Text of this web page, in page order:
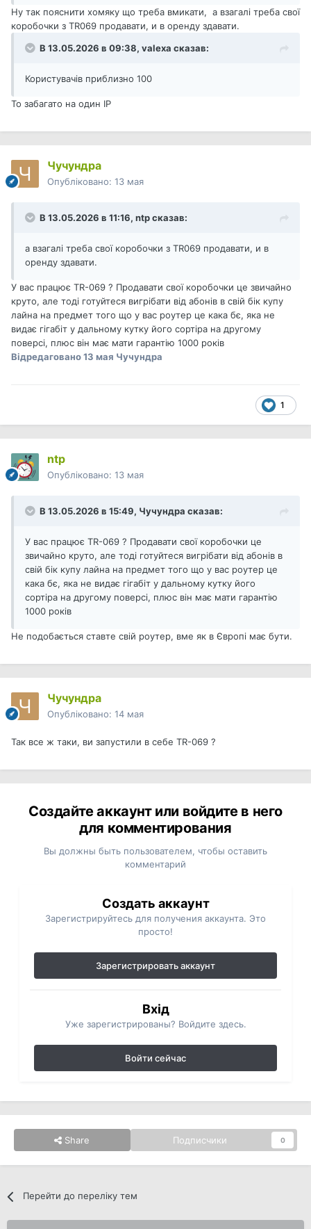
Ну так пояснити хомяку що треба вмикати, а взагалі треба свої
коробочки з TR069 продавати, и в оренду здавати.
В 13.05.2026 в 09:38, valexa сказав:
Користувачів приблизно 100
То забагато на один ІР
Чучундра
Опубліковано: 13 мая
В 13.05.2026 в 11:16, ntpсказав:
а взагалі треба свої коробочки з TR069 продавати, и в
оренду здавати.
У вас працює TR-069 ? Продавати свої коробочки це звичайно
круто, але тоді готуйтеся вигрібати від абонів в свій бік купу
лайна на предмет того що у вас роутер це кака бє, яка не
видає гігабіт у дальному кутку його сортіра на другому
поверсі, плюс він має мати гарантію 1000 років
Відредаговано13 мая Чучундра
1
ntp
Опубліковано: 13 мая
В 13.05.2026 в 15:49, Чучундра сказав:
У вас працює TR-069 ? Продавати свої коробочки це
звичайно круто, але тоді готуйтеся вигрібати від абонів в
свій бік купу лайна на предмет того що у вас роутер це
кака бє, яка не видає гігабіт у дальному кутку його
сортіра на другому поверсі, плюс він має мати гарантію
1000 років
Не подобається ставте свій роутер, вме як в Європі має бути.
Чучундра
Опубліковано: 14 мая
Так все ж таки, ви запустили в себе TR-069 ?
Создайте аккаунт или войдите в него
для комментирования
Вы должны быть пользователем, чтобы оставить
комментарий
Создать аккаунт
Зарегистрируйтесь для получения аккаунта. Это
просто!
Зарегистрировать аккаунт
Вхід
Уже зарегистрированы? Войдите здесь.
Войти сейчас
Share Подписчики 0
Перейти до переліку тем